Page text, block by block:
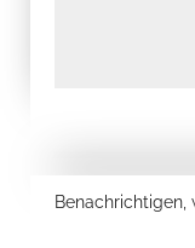
Benachrichtigen,